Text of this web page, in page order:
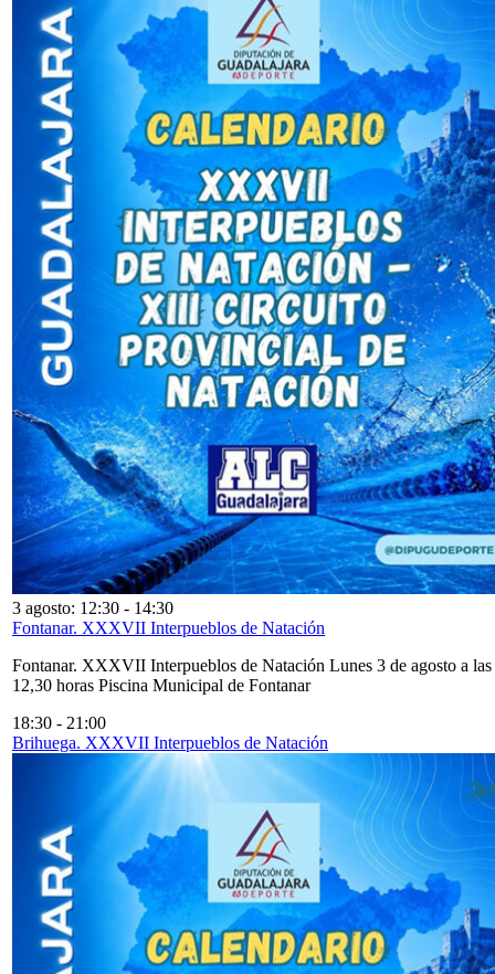
3 agosto: 12:30 - 14:30
Fontanar. XXXVII Interpueblos de Natación
Fontanar. XXXVII Interpueblos de Natación Lunes 3 de agosto a las
12,30 horas Piscina Municipal de Fontanar
18:30 - 21:00
Brihuega. XXXVII Interpueblos de Natación